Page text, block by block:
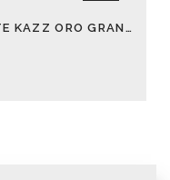
LAMPARA DE TECHO COLGANTE KAZZ ORO GRANDE 50 CM